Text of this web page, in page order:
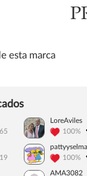
esta marca
LoreAviles
100%
pattyyselma
100%
AMA3082